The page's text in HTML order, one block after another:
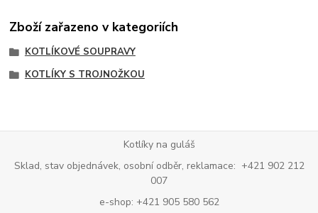
Zboží zařazeno v kategoriích
KOTLÍKOVÉ SOUPRAVY
KOTLÍKY S TROJNOŽKOU
Kotlíky na guláš
Sklad, stav objednávek, osobní odběr, reklamace: +421 902 212
007
e-shop: +421 905 580 562